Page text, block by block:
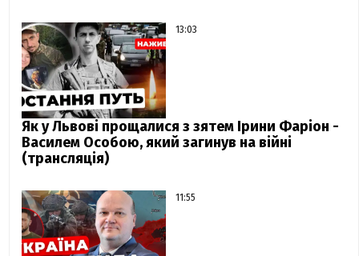
13:03
Як у Львові прощалися з зятем Ірини Фаріон -
Василем Особою, який загинув на війні
(трансляція)
11:55